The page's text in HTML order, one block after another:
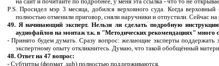
P.S. Просидел мэр 3 месяца, добился верховного суда. Когда
полностью отменили приговор, сняли наручники и отпустили. Сейчас на
49. Я начинающий эксперт. Нельзя ли сделать подробную
аудиофайлов на монтаж т.к. в "Методических рекомендациях" много
- Принято будем думать. Сразу вопрос: желающие эксперты поддержать
экспертному опыту откликнитесь. Думаю, что такой обобщённый
48. Ответ на 47 вопрос:
- Субтитры (формат .sub) полностью поддерживаются.